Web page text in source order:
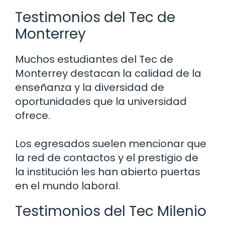
Testimonios del Tec de
Monterrey
Muchos estudiantes del Tec de
Monterrey destacan la calidad de la
enseñanza y la diversidad de
oportunidades que la universidad
ofrece.
Los egresados suelen mencionar que
la red de contactos y el prestigio de
la institución les han abierto puertas
en el mundo laboral.
Testimonios del Tec Milenio